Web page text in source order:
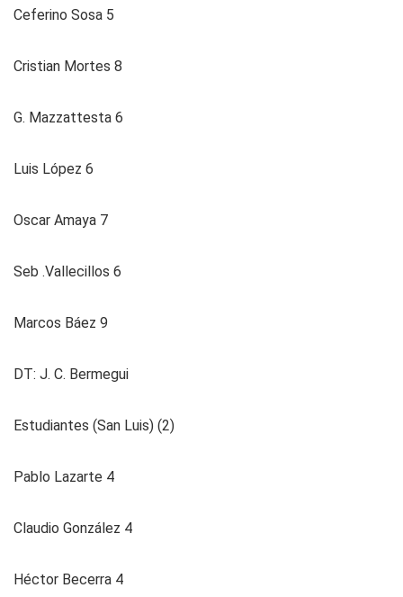
Ceferino Sosa 5
Cristian Mortes 8
G. Mazzattesta 6
Luis López 6
Oscar Amaya 7
Seb .Vallecillos 6
Marcos Báez 9
DT: J. C. Bermegui
Estudiantes (San Luis) (2)
Pablo Lazarte 4
Claudio González 4
Héctor Becerra 4